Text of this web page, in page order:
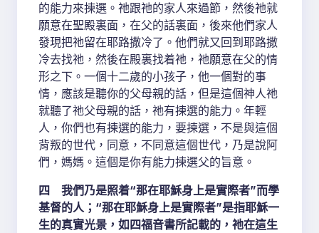
的能力來揀選。祂跟祂的家人來過節，然後祂就
願意在聖殿裏面，在父的話裏面，後來他們家人
發現把祂留在耶路撒冷了。他們就又回到耶路撒
冷去找祂，然後在殿裏找着祂，祂願意在父的情
形之下。一個十二歲的小孩子，他一個對的事
情，應該是聽你的父母親的話，但是這個神人祂
就聽了祂父母親的話，祂有揀選的能力。年輕
人，你們也有揀選的能力，要揀選，不是與這個
背叛的世代，同意，不同意這個世代，乃是說阿
們，媽媽。這個是你有能力揀選父的旨意。
四 我們乃是照着“那在耶穌身上是實際者”而學
基督的人；“那在耶穌身上是實際者”是指耶穌一
生的真實光景，如四福音書所記載的，祂在這生